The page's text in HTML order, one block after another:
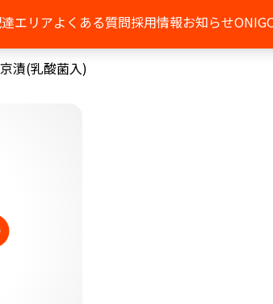
エリアよくある質問採用情報お知らせ
漬(乳酸菌入)